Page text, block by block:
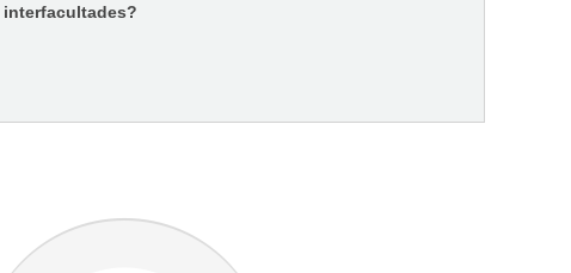
interfacultades?